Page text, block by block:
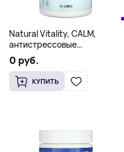
Natural Vitality, CALM,
антистрессовые
жевательные таблетки, со
вкусом малины и лимона, 120
штук
0 руб.
КУПИТЬ